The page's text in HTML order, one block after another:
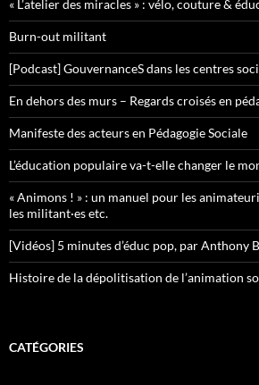
« L’atelier des miracles » : vélo, couture &
Burn-out militant
[Podcast] GouvernanceS dans les centres
En dehors des murs – Regards croisés en
Manifeste des acteurs en Pédagogie Sociale
L’éducation populaire va-t-elle changer le
« Animons ! » : un manuel pour les
les militant·es etc.
[Vidéos] 5 minutes d’éduc pop, par Anthony
Histoire de la dépolitisation de l’animation
CATÉGORIES